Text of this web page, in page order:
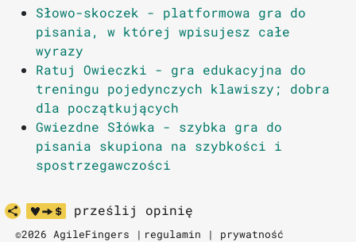
Słowo-skoczek - platformowa gra do
pisania, w której wpisujesz całe
wyrazy
Ratuj Owieczki - gra edukacyjna do
treningu pojedynczych klawiszy; dobra
dla początkujących
Gwiezdne Słówka - szybka gra do
pisania skupiona na szybkości i
spostrzegawczości
prześlij opinię
©2026 AgileFingers | regulamin | prywatność